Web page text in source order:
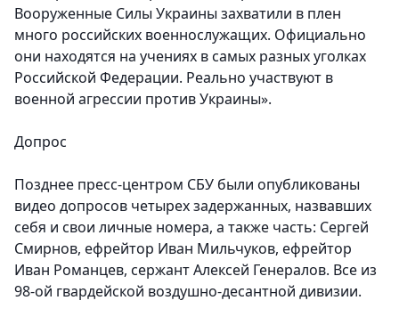
Вооруженные Силы Украины захватили в плен
много российских военнослужащих. Официально
они находятся на учениях в самых разных уголках
Российской Федерации. Реально участвуют в
военной агрессии против Украины».
Допрос
Позднее пресс-центром СБУ были опубликованы
видео допросов четырех задержанных, назвавших
себя и свои личные номера, а также часть: Сергей
Смирнов, ефрейтор Иван Мильчуков, ефрейтор
Иван Романцев, сержант Алексей Генералов. Все из
98-ой гвардейской воздушно-десантной дивизии.